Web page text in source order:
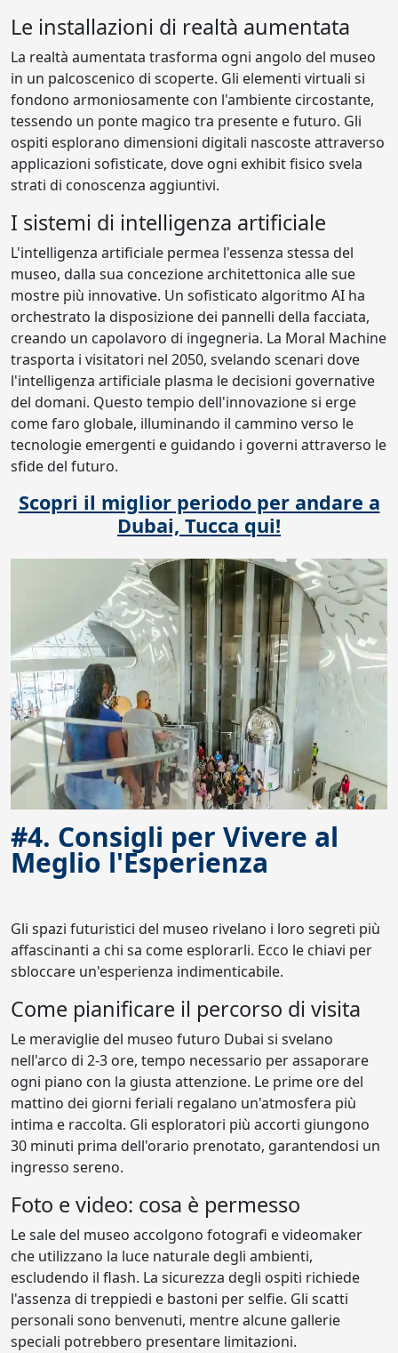
Le installazioni di realtà aumentata
La realtà aumentata trasforma ogni angolo del museo
in un palcoscenico di scoperte. Gli elementi virtuali si
fondono armoniosamente con l'ambiente circostante,
tessendo un ponte magico tra presente e futuro. Gli
ospiti esplorano dimensioni digitali nascoste attraverso
applicazioni sofisticate, dove ogni exhibit fisico svela
strati di conoscenza aggiuntivi.
I sistemi di intelligenza artificiale
L'intelligenza artificiale permea l'essenza stessa del
museo, dalla sua concezione architettonica alle sue
mostre più innovative. Un sofisticato algoritmo AI ha
orchestrato la disposizione dei pannelli della facciata,
creando un capolavoro di ingegneria. La Moral Machine
trasporta i visitatori nel 2050, svelando scenari dove
l'intelligenza artificiale plasma le decisioni governative
del domani. Questo tempio dell'innovazione si erge
come faro globale, illuminando il cammino verso le
tecnologie emergenti e guidando i governi attraverso le
sfide del futuro.
Scopri il miglior periodo per andare a
Dubai, Tucca qui!
#4. Consigli per Vivere al
Meglio l'Esperienza
Gli spazi futuristici del museo rivelano i loro segreti più
affascinanti a chi sa come esplorarli. Ecco le chiavi per
sbloccare un'esperienza indimenticabile.
Come pianificare il percorso di visita
Le meraviglie del museo futuro Dubai si svelano
nell'arco di 2-3 ore, tempo necessario per assaporare
ogni piano con la giusta attenzione. Le prime ore del
mattino dei giorni feriali regalano un'atmosfera più
intima e raccolta. Gli esploratori più accorti giungono
30 minuti prima dell'orario prenotato, garantendosi un
ingresso sereno.
Foto e video: cosa è permesso
Le sale del museo accolgono fotografi e videomaker
che utilizzano la luce naturale degli ambienti,
escludendo il flash. La sicurezza degli ospiti richiede
l'assenza di treppiedi e bastoni per selfie. Gli scatti
personali sono benvenuti, mentre alcune gallerie
speciali potrebbero presentare limitazioni.